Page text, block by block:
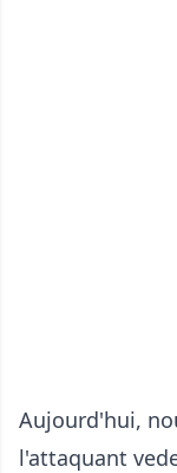
Aujourd'hui,
l'attaquant